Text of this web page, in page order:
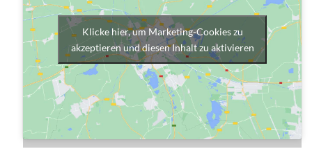
Klicke hier, um Marketing-Cookies zu
akzeptieren und diesen Inhalt zu aktivieren